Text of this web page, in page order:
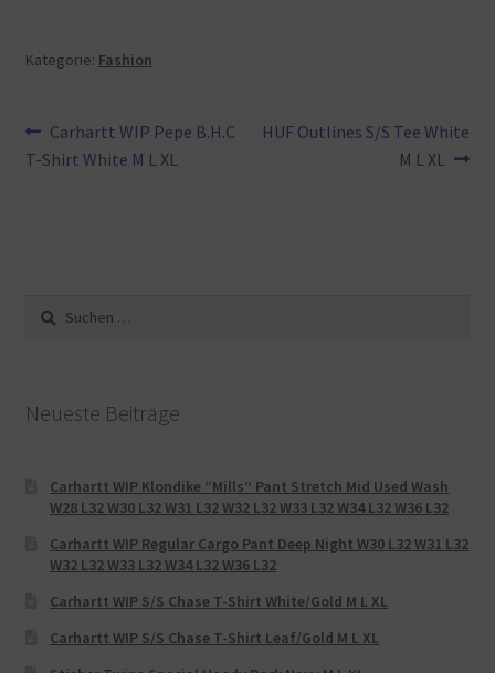
Kategorie: Fashion
Beitragsnavigation
Vorheriger
Beitrag:
Carhartt WIP Pepe B.H.C
T-Shirt White M L XL
Nächster
HUF Outlines S/S Tee White
M L XL
Suche
nach:
Neueste Beiträge
Carhartt WIP Klondike “Mills“ Pant Stretch Mid Used Wash
W28 L32 W30 L32 W31 L32 W32 L32 W33 L32 W34 L32 W36 L32
Carhartt WIP Regular Cargo Pant Deep Night W30 L32 W31 L32
W32 L32 W33 L32 W34 L32 W36 L32
Carhartt WIP S/S Chase T-Shirt White/Gold M L XL
Carhartt WIP S/S Chase T-Shirt Leaf/Gold M L XL